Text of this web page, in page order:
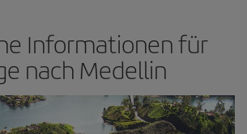
Informationen für
nach Medellin